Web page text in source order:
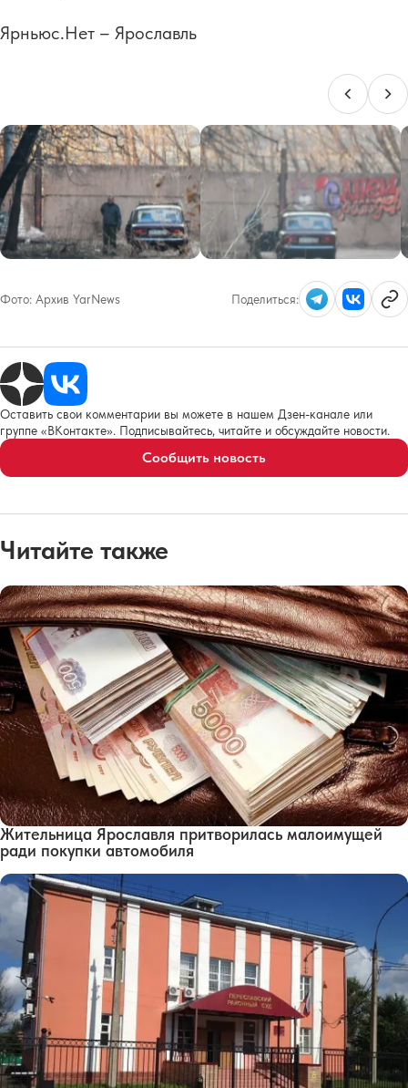
Ярньюс.Нет – Ярославль
Фото: Архив YarNews Поделиться:
Оставить свои комментарии вы можете в нашем Дзен-канале или
группе «ВКонтакте». Подписывайтесь, читайте и обсуждайте новости.
Сообщить новость
Читайте также
Жительница Ярославля притворилась малоимущей
ради покупки автомобиля